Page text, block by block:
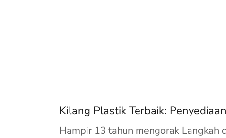
Kilang Plastik Terbaik:
Hampir 13 tahun mengorak